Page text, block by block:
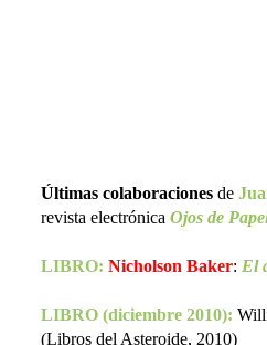
Últimas colaboraciones de
revista electrónica Ojos de
LIBRO: Nicholson Baker: El
LIBRO (diciembre 2010):
(Libros del Asteroide, 2010)